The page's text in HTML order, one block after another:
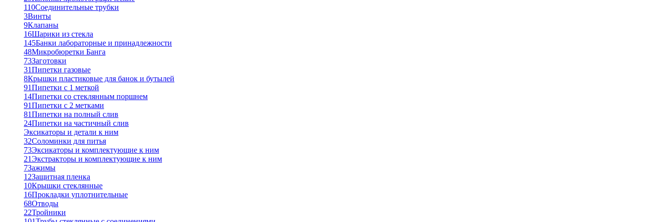
110Соединительные трубки
3Винты
9Клапаны
16Шарики из стекла
145Банки лабораторные и принадлежности
48Микробюретки Банга
73Заготовки
31Пипетки газовые
8Крышки пластиковые для банок и бутылей
91Пипетки с 1 меткой
14Пипетки со стеклянным поршнем
91Пипетки с 2 метками
81Пипетки на полный слив
24Пипетки на частичный слив
Эксикаторы и детали к ним
32Соломинки для питья
73Эксикаторы и комплектующие к ним
21Экстракторы и комплектующие к ним
7Зажимы
12Защитная пленка
10Крышки стеклянные
16Прокладки уплотнительные
68Отводы
22Тройники